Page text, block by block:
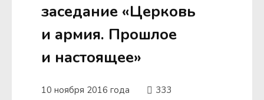
заседание «Церковь
и армия. Прошлое
и настоящее»
10 ноября 2016 года 333